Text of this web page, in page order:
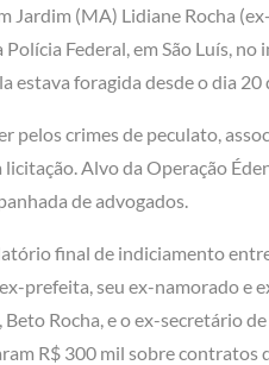
Jardim (MA) Lidiane Rocha
Federal, em São Luís, no
estava foragida desde o dia 20
pelos crimes de peculato,
Alvo da Operação
de advogados.
final de indiciamento
prefeita, seu ex-namorado e
Rocha, e o ex-secretário
R$ 300 mil sobre contratos